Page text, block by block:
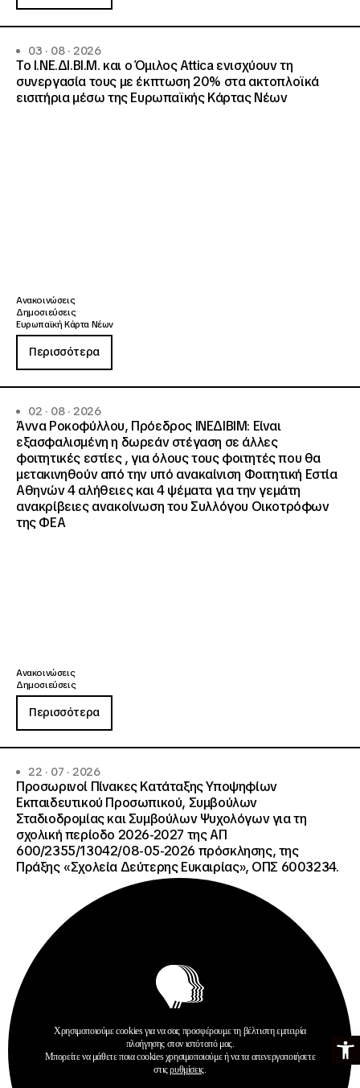
Ανοίξτε
03 · 08 · 2026
Το Ι.ΝΕ.ΔΙ.ΒΙ.Μ. και o Όμιλος Attica ενισχύουν τη
συνεργασία τους με έκπτωση 20% στα ακτοπλοϊκά
εισιτήρια μέσω της Ευρωπαϊκής Κάρτας Νέων
Ανακοινώσεις
Δημοσιεύσεις
Ευρωπαϊκή Κάρτα Νέων
Περισσότερα
02 · 08 · 2026
Άννα Ροκοφύλλου, Πρόεδρος ΙΝΕΔΙΒΙΜ: Είναι
εξασφαλισμένη η δωρεάν στέγαση σε άλλες
φοιτητικές εστίες , για όλους τους φοιτητές που θα
μετακινηθούν από την υπό ανακαίνιση Φοιτητική Εστία
Αθηνών 4 αλήθειες και 4 ψέματα για την γεμάτη
ανακρίβειες ανακοίνωση του Συλλόγου Οικοτρόφων
της ΦΕΑ
Ανακοινώσεις
Δημοσιεύσεις
Περισσότερα
22 · 07 · 2026
Προσωρινοί Πίνακες Κατάταξης Υποψηφίων
Εκπαιδευτικού Προσωπικού, Συμβούλων
Σταδιοδρομίας και Συμβούλων Ψυχολόγων για τη
σχολική περίοδο 2026-2027 της ΑΠ
600/2355/13042/08-05-2026 πρόσκλησης, της
Πράξης «Σχολεία Δεύτερης Ευκαιρίας», ΟΠΣ 6003234.
Ανακοινώσεις
Σχολεία Δεύτερης Ευκαιρίας
Χρησιμοποιούμε cookies για να σας προσφέρουμε τη βέλτιστη εμπειρία
πλοήγησης στον ιστότοπό μας.
Μπορείτε να μάθετε ποια cookies χρησιμοποιούμε ή να τα απενεργοποιήσετε
στιςρυθμίσεις.